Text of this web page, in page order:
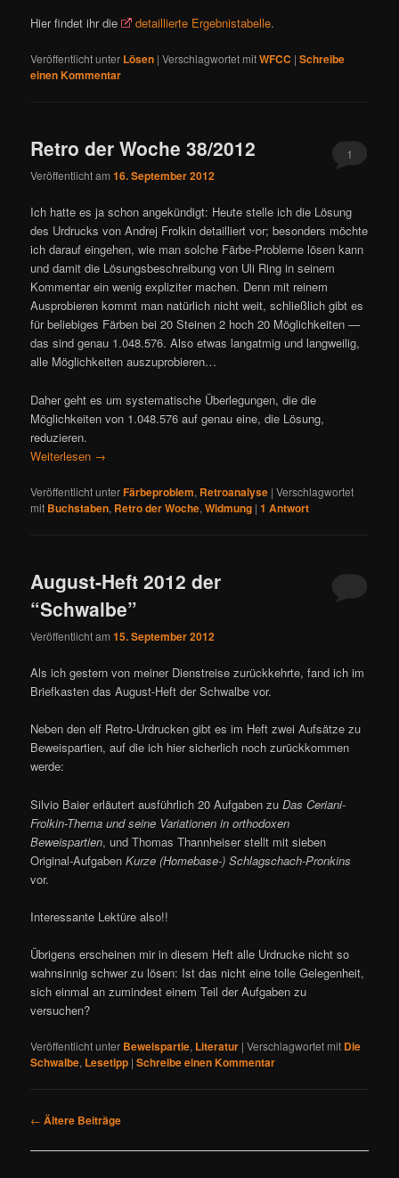
Hier findet ihr die detaillierte Ergebnistabelle.
Veröffentlicht unter Lösen |Verschlagwortet mitWFCC |Schreibe
einen Kommentar
Retro der Woche 38/2012
Veröffentlicht am16. September 2012
1
Ich hatte es ja schon angekündigt: Heute stelle ich die Lösung
des Urdrucks von Andrej Frolkin detailliert vor; besonders möchte
ich darauf eingehen, wie man solche Färbe-Probleme lösen kann
und damit die Lösungsbeschreibung von Uli Ring in seinem
Kommentar ein wenig expliziter machen. Denn mit reinem
Ausprobieren kommt man natürlich nicht weit, schließlich gibt es
für beliebiges Färben bei 20 Steinen 2 hoch 20 Möglichkeiten —
das sind genau 1.048.576. Also etwas langatmig und langweilig,
alle Möglichkeiten auszuprobieren…
Daher geht es um systematische Überlegungen, die die
Möglichkeiten von 1.048.576 auf genau eine, die Lösung,
reduzieren.
Weiterlesen →
Veröffentlicht unterFärbeproblem, Retroanalyse |Verschlagwortet
mit Buchstaben, Retro der Woche,Widmung |1 Antwort
August-Heft 2012 der
“Schwalbe”
Veröffentlicht am15. September 2012
Als ich gestern von meiner Dienstreise zurückkehrte, fand ich im
Briefkasten das August-Heft der Schwalbe vor.
Neben den elf Retro-Urdrucken gibt es im Heft zwei Aufsätze zu
Beweispartien, auf die ich hier sicherlich noch zurückkommen
werde:
Silvio Baier erläutert ausführlich 20 Aufgaben zuDas Ceriani-
Frolkin-Thema und seine Variationen in orthodoxen
Beweispartien, und Thomas Thannheiser stellt mit sieben
Original-AufgabenKurze (Homebase-) Schlagschach-Pronkins
vor.
Interessante Lektüre also!!
Übrigens erscheinen mir in diesem Heft alle Urdrucke nicht so
wahnsinnig schwer zu lösen: Ist das nicht eine tolle Gelegenheit,
sich einmal an zumindest einem Teil der Aufgaben zu
versuchen?
Veröffentlicht unter Beweispartie, Literatur |Verschlagwortet mit Die
Schwalbe, Lesetipp |Schreibe einen Kommentar
B
i
← Ältere Beiträge